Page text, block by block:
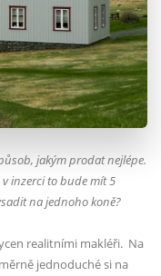
jakým prodat nejlépe.
inzerci to bude mít 5
na jednoho koně?
realitními makléři. Na
jednoduché si na